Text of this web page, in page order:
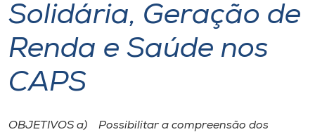
Portal de Ensino
Unoesc
Internacionalização
Solidária, Geração de
Renda e Saúde nos
CAPS
OBJETIVOS a) Possibilitar a compreensão dos